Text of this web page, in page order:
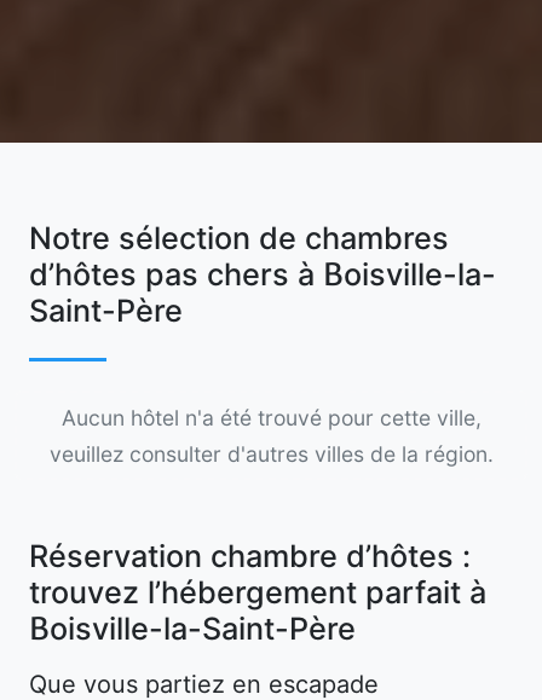
Notre sélection de chambres
d’hôtes pas chers à Boisville-la-
Saint-Père
Aucun hôtel n'a été trouvé pour cette ville,
veuillez consulter d'autres villes de la région.
Réservation chambre d’hôtes :
trouvez l’hébergement parfait à
Boisville-la-Saint-Père
Que vous partiez en escapade